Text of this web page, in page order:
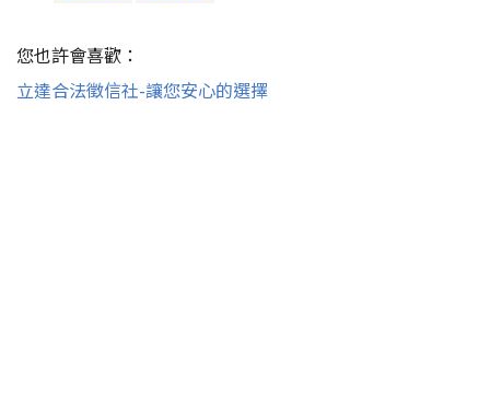
您也許會喜歡：
立達合法徵信社-讓您安心的選擇